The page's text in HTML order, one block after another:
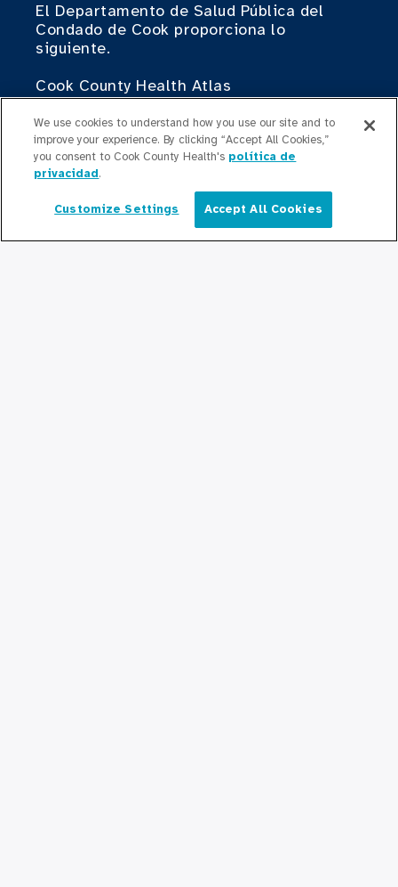
El Departamento de Salud Pública del
Condado de Cook proporciona lo
siguiente.
Cook County Health Atlas
El Instituto de Cambio de Cook County
Health
Contribuir
Haciendo Negocios con Cook County
Español
We use cookies to understand how you use our site and to
improve your experience. By clicking “Accept All Cookies,”
you consent to Cook County Health's política de
privacidad.
Customize Settings Accept All Cookies